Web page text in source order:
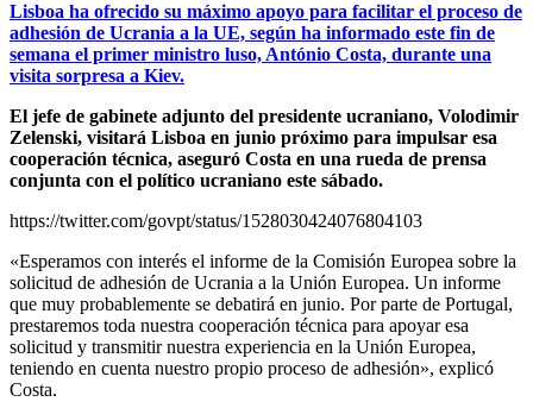
Lisboa ha ofrecido su máximo apoyo para facilitar el proceso de
adhesión de Ucrania a la UE, según ha informado este fin de
semana el primer ministro luso, António Costa, durante una
visita sorpresa a Kiev.
El jefe de gabinete adjunto del presidente ucraniano, Volodimir
Zelenski, visitará Lisboa en junio próximo para impulsar esa
cooperación técnica, aseguró Costa en una rueda de prensa
conjunta con el político ucraniano este sábado.
https://twitter.com/govpt/status/1528030424076804103
«Esperamos con interés el informe de la Comisión Europea sobre la
solicitud de adhesión de Ucrania a la Unión Europea. Un informe
que muy probablemente se debatirá en junio. Por parte de Portugal,
prestaremos toda nuestra cooperación técnica para apoyar esa
solicitud y transmitir nuestra experiencia en la Unión Europea,
teniendo en cuenta nuestro propio proceso de adhesión», explicó
Costa.